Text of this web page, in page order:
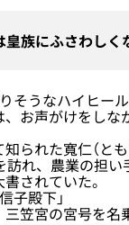
皇族にふさわし
そうなハイヒー
お声がけをし
られた寬仁（とも
訪れ、農業の担
されていた。
子殿下」
笠宮の宮号を名